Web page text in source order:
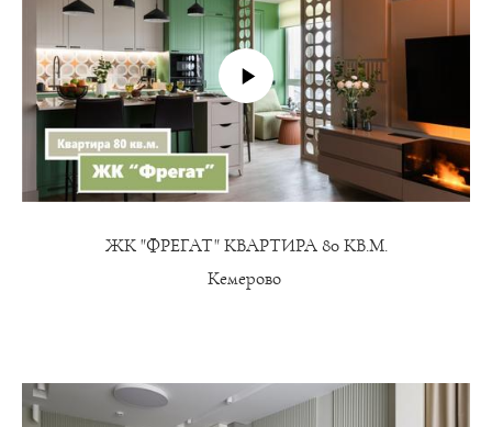
ЖК "ФРЕГАТ" КВАРТИРА 80 КВ.М.
Кемерово